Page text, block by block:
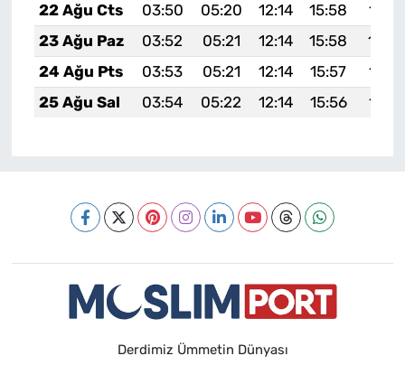
22 Ağu Cts
03:50 05:20 12:14 15:58
23 Ağu Paz
03:52 05:21 12:14 15:58
24 Ağu Pts
03:53 05:21 12:14 15:57
25 Ağu Sal
03:54 05:22 12:14 15:56
Derdimiz Ümmetin Dünyası